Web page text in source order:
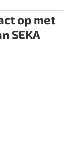
op met
SEKA